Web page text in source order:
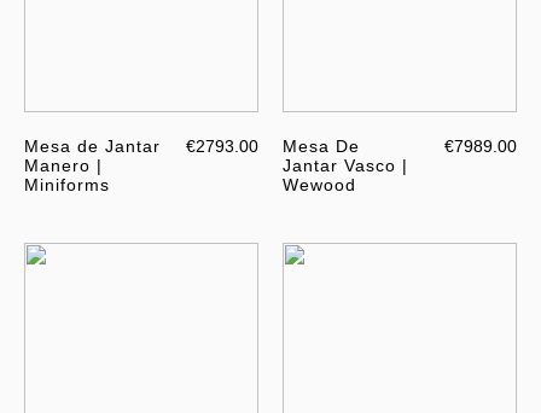
Mesa de Jantar
Manero |
Miniforms
€2793.00
Mesa De
Jantar Vasco |
Wewood
€7989.00